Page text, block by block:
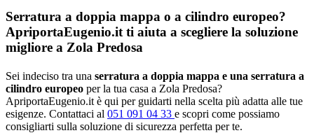
Serratura a doppia mappa o a cilindro europeo?
ApriportaEugenio.it ti aiuta a scegliere la soluzione
migliore a Zola Predosa
Sei indeciso tra una serratura a doppia mappa e una serratura a
cilindro europeo per la tua casa a Zola Predosa?
ApriportaEugenio.it è qui per guidarti nella scelta più adatta alle tue
esigenze. Contattaci al 051 091 04 33 e scopri come possiamo
consigliarti sulla soluzione di sicurezza perfetta per te.